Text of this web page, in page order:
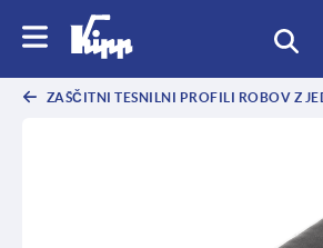
ZAŠČITNI TESNILNI PROFILI ROBOV Z